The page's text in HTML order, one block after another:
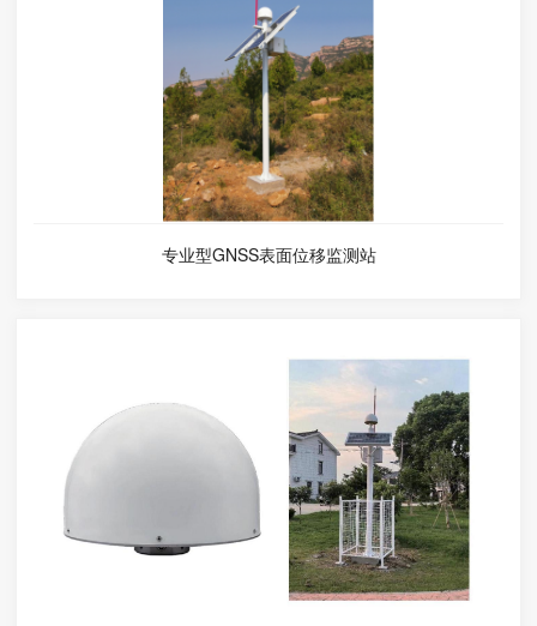
专业型GNSS表面位移监测站